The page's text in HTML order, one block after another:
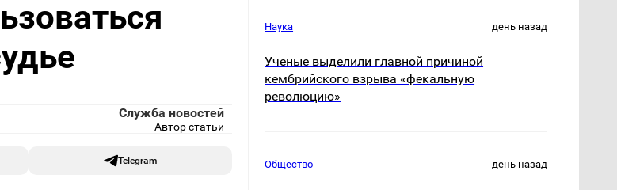
Служба новостей
Автор статьи
Telegram
Наука день назад
Ученые выделили главной причиной
кембрийского взрыва «фекальную
революцию»
Общество день назад